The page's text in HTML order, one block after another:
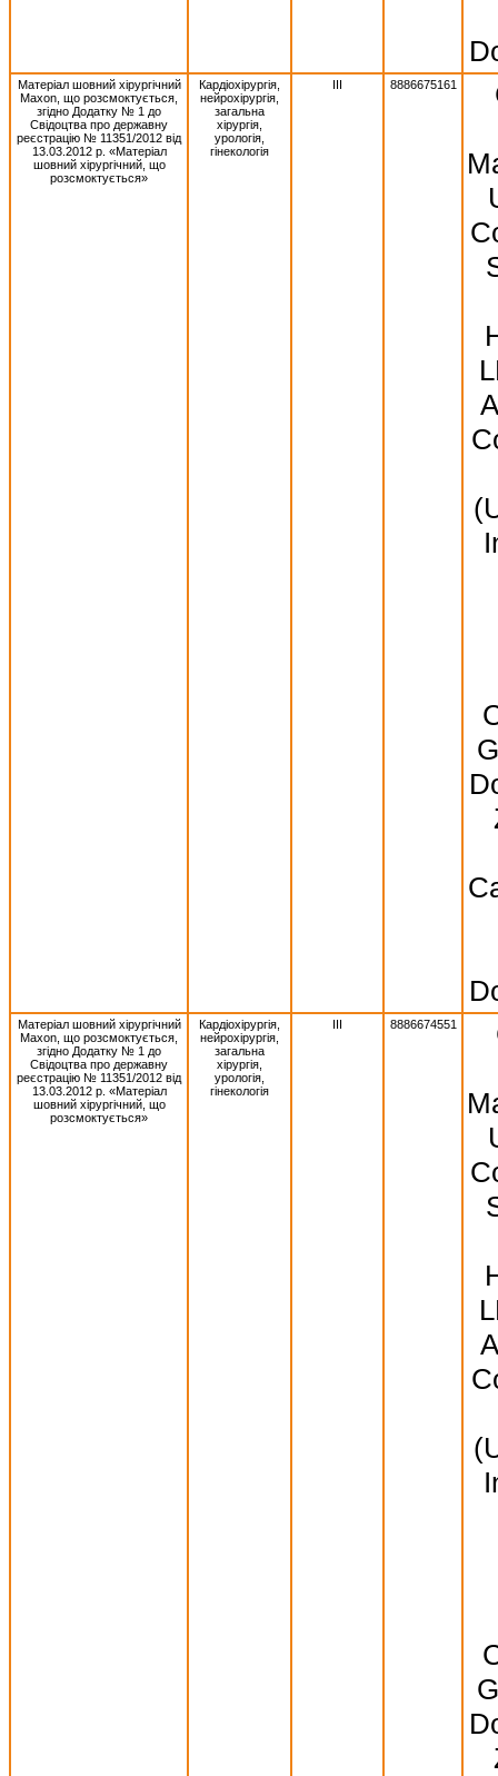
Матеріал шовний хірургічний
Махоn, що розсмоктується,
згідно Додатку № 1 до
Свідоцтва про державну
реєстрацію № 11351/2012 від
13.03.2012 р. «Матеріал
шовний хірургічний, що
розсмоктується»
Кардіохірургія,
нейрохірургія,
загальна
хірургія,
урологія,
гінекологія
III 8886675161
Матеріал шовний хірургічний
Махоn, що розсмоктується,
згідно Додатку № 1 до
Свідоцтва про державну
реєстрацію № 11351/2012 від
13.03.2012 р. «Матеріал
шовний хірургічний, що
розсмоктується»
Кардіохірургія,
нейрохірургія,
загальна
хірургія,
урологія,
гінекологія
III 8886674551